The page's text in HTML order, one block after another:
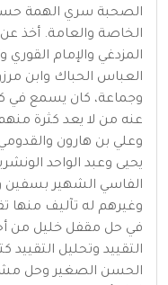
الصحبة سري الهمة
الخاصة والعامة. أخذ عن
المزدغي والإمام القوري
العباس الحباك وابن
وجماعة، كان يسمع في
عنه من لا يعد كثرة
وعلي بن هارون
يحيى وعبد الواحد
الفاسي الشهير بسفين
وغيرهم له تآليف منها
في حل مقفل خليل من
التقييد وتحليل التقييد
الحسن الصغير وحل